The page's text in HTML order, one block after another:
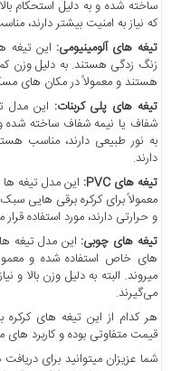
ساخته شده و به دلیل استحکام
که نیاز به امنیت بیشتر دارند،
تیغه های آلومینیومی: این تیغه
زنگ ‌زدگی هستند. به دلیل وزن
هستند و معمولاً در مکان های
تیغه های پلی کربنات: این مدل
شفاف یا نیمه شفاف ساخته شده و
به نور طبیعی دارند، مناسب
دارند.
تیغه های PVC:
این مدل تیغه
معمولاً برای کرکره برقی هایی
و حرارتی دارند، مورد استفاده قرار
تیغه های چوبی: این مدل تیغه
های خاص استفاده شده و
میروند. البته به دلیل وزن بالا و
می‌گیرند.
هر کدام از این تیغه های
قیمت متفاوتی بوده و کاربرد های
شما عزیزان میتوانید برای